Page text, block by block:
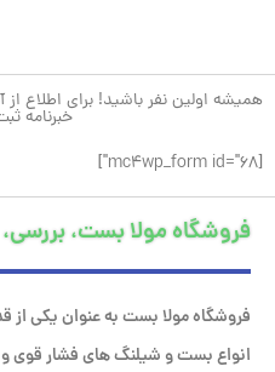
همیشه اولین نفر باشید! برای اطلاع
خبرنامه
[mc4wp_form id="68"]
فروشگاه مولا بست،
فروشگاه مولا بست به عنوان یکی
انواع بست و شیلنگ های فشار قوی و